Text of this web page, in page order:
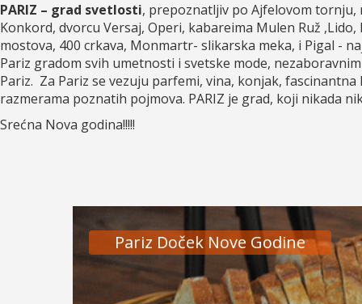
PARIZ – grad svetlosti, prepoznatljiv po Ajfelovom
Konkord, dvorcu Versaj, Operi, kabareima Mulen Ruž
mostova, 400 crkava, Monmartr- slikarska meka, i Pigal -
Pariz gradom svih umetnosti i svetske mode,
Pariz. Za Pariz se vezuju parfemi, vina, konjak,
razmerama poznatih pojmova. PARIZ je grad, koji nikada
Srećna Nova godina!!!!!
Pariz Doček Nove Godine
Pariz Doček Nove Godine